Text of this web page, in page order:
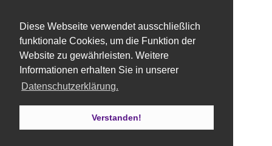
Diese Webseite verwendet ausschließlich
funktionale Cookies, um die Funktion der
Website zu gewährleisten. Weitere
Informationen erhalten Sie in unserer
Datenschutzerklärung.
Verstanden!